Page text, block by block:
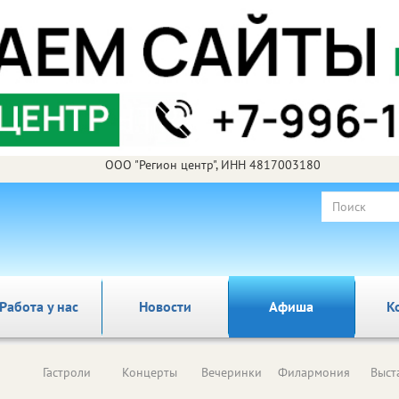
ООО "Регион центр", ИНН 4817003180
у нас Новости Афиша
Гастроли Концерты Вечеринки Филармония